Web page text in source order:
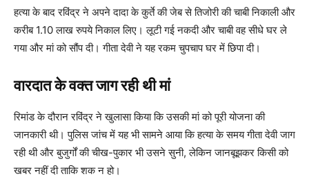
हत्या के बाद रविंद्र ने अपने दादा के कुर्ते की जेब से तिजोरी की चाबी निकाली और
करीब 1.10 लाख रुपये निकाल लिए। लूटी गई नकदी और चाबी वह सीधे घर ले
गया और मां को सौंप दी। गीता देवी ने यह रकम चुपचाप घर में छिपा दी।
वारदात के वक्त जाग रही थी मां
रिमांड के दौरान रविंद्र ने खुलासा किया कि उसकी मां को पूरी योजना की
जानकारी थी। पुलिस जांच में यह भी सामने आया कि हत्या के समय गीता देवी जाग
रही थी और बुजुर्गों की चीख-पुकार भी उसने सुनी, लेकिन जानबूझकर किसी को
खबर नहीं दी ताकि शक न हो।